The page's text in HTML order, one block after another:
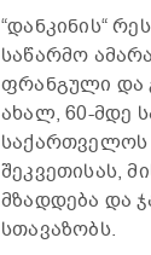
“დანკინის“
საწარმო
ფრანგული და
ახალ, 60-მდე
საქართველოს
შეკვეთისას,
მზადდება და
სთავაზობს.